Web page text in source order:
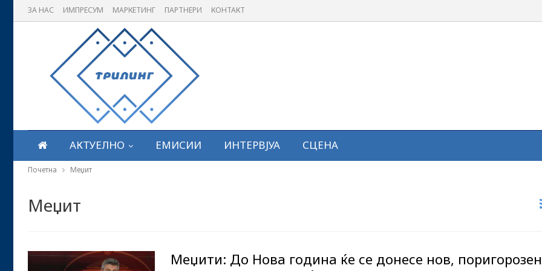
ЗА НАС ИМПРЕСУМ МАРКЕТИНГ ПАРТНЕРИ КОНТАКТ
АКТУЕЛНО ЕМИСИИ ИНТЕРВЈУА СЦЕНА
Почетна Меџит
Меџит
Меџити: До Нова година ќе се донесе нов,